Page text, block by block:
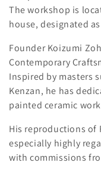
The workshop is
house, designated
Founder Koizumi
Contemporary
Inspired by masters
Kenzan, he has
painted ceramic
His reproductions of
especially highly
with commissions